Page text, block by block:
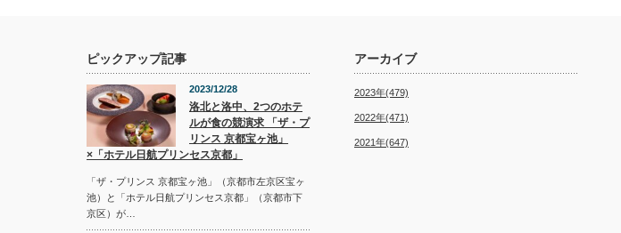
ピックアップ記事
2023/12/28
洛北と洛中、2つのホテ
ルが食の競演求 「ザ・プ
リンス 京都宝ヶ池」
×「ホテル日航プリンセス京都」
「ザ・プリンス 京都宝ヶ池」（京都市左京区宝ヶ
池）と「ホテル日航プリンセス京都」（京都市下
京区）が…
アーカイブ
2023年(479)
2022年(471)
2021年(647)